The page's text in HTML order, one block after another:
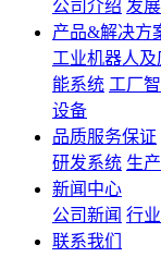
公司介绍 发
产品&解决方
工业机器人及
能系统 工厂
设备
品质服务保证
研发系统 生
新闻中心
公司新闻 行
联系我们